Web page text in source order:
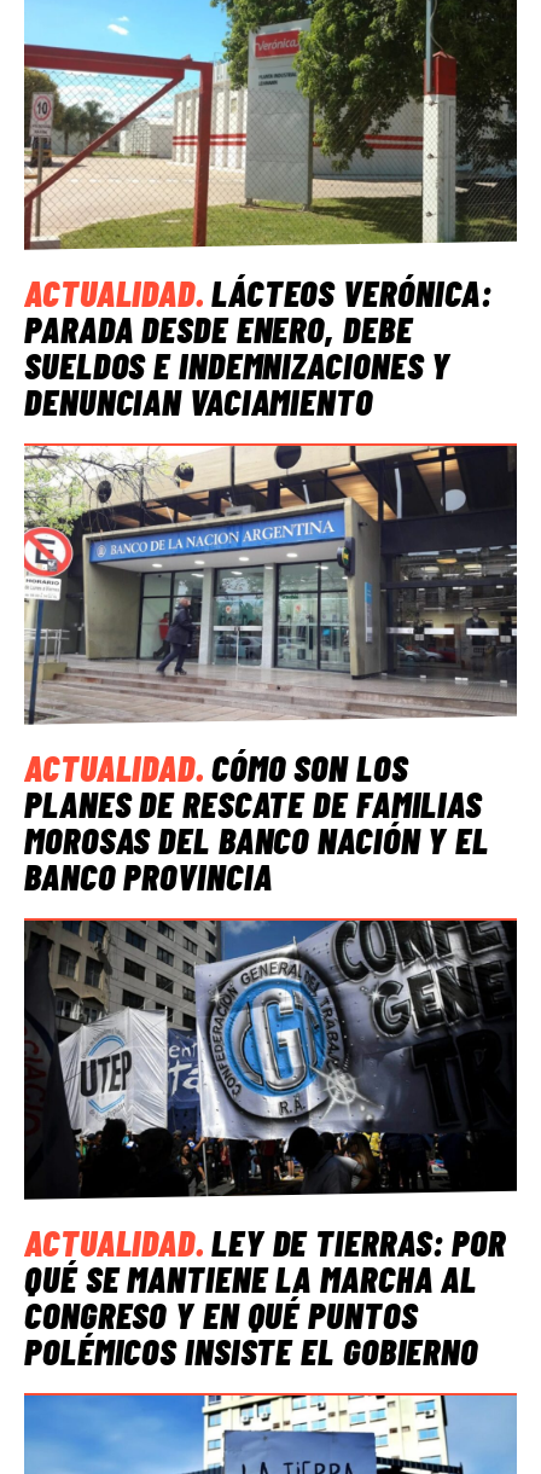
ACTUALIDAD.LÁCTEOS VERÓNICA:
PARADA DESDE ENERO, DEBE
SUELDOS E INDEMNIZACIONES Y
DENUNCIAN VACIAMIENTO
ACTUALIDAD.CÓMO SON LOS
PLANES DE RESCATE DE FAMILIAS
MOROSAS DEL BANCO NACIÓN Y EL
BANCO PROVINCIA
ACTUALIDAD.LEY DE TIERRAS: POR
QUÉ SE MANTIENE LA MARCHA AL
CONGRESO Y EN QUÉ PUNTOS
POLÉMICOS INSISTE EL GOBIERNO